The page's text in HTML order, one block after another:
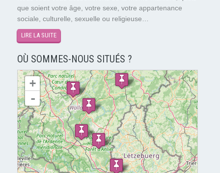
que soient votre âge, votre sexe, votre appartenance
sociale, culturelle, sexuelle ou religieuse…
LIRE LA SUITE
OÙ SOMMES-NOUS SITUÉS ?
chargement de la carte - veuillez patienter...
+
-